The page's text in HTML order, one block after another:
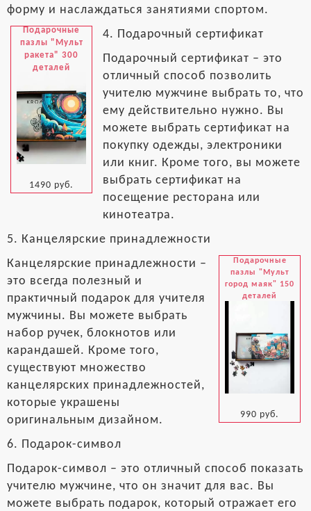
форму и наслаждаться занятиями спортом.
Подарочные
пазлы "Мульт
ракета" 300
деталей
1490 руб.
4. Подарочный сертификат
Подарочный сертификат – это
отличный способ позволить
учителю мужчине выбрать то, что
ему действительно нужно. Вы
можете выбрать сертификат на
покупку одежды, электроники
или книг. Кроме того, вы можете
выбрать сертификат на
посещение ресторана или
кинотеатра.
5. Канцелярские принадлежности
Подарочные
пазлы "Мульт
город маяк" 150
деталей
990 руб.
Канцелярские принадлежности –
это всегда полезный и
практичный подарок для учителя
мужчины. Вы можете выбрать
набор ручек, блокнотов или
карандашей. Кроме того,
существуют множество
канцелярских принадлежностей,
которые украшены
оригинальным дизайном.
6. Подарок-символ
Подарок-символ – это отличный способ показать
учителю мужчине, что он значит для вас. Вы
можете выбрать подарок, который отражает его